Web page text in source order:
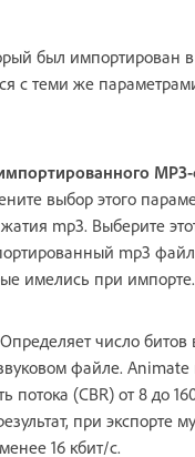
был импортирован
с теми же
выбор этого
mp3. Выберите
mp3
имелись при импорте.
Определяет число битов
файле.
потока (CBR) от 8 до
при экспорте
16 кбит/с.